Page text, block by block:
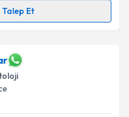
Et
randevu takvimi talebi
randevu almanız için bir
ile bilgilendireceğiz.